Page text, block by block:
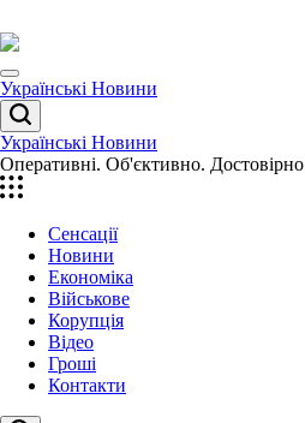
до
вмісту
Menu
Українські Новини
Пошук
Українські Новини
Оперативні. Об'єктивно. Достовірно
Сенсації
Новини
Економіка
Військове
Корупція
Відео
Гроші
Контакти